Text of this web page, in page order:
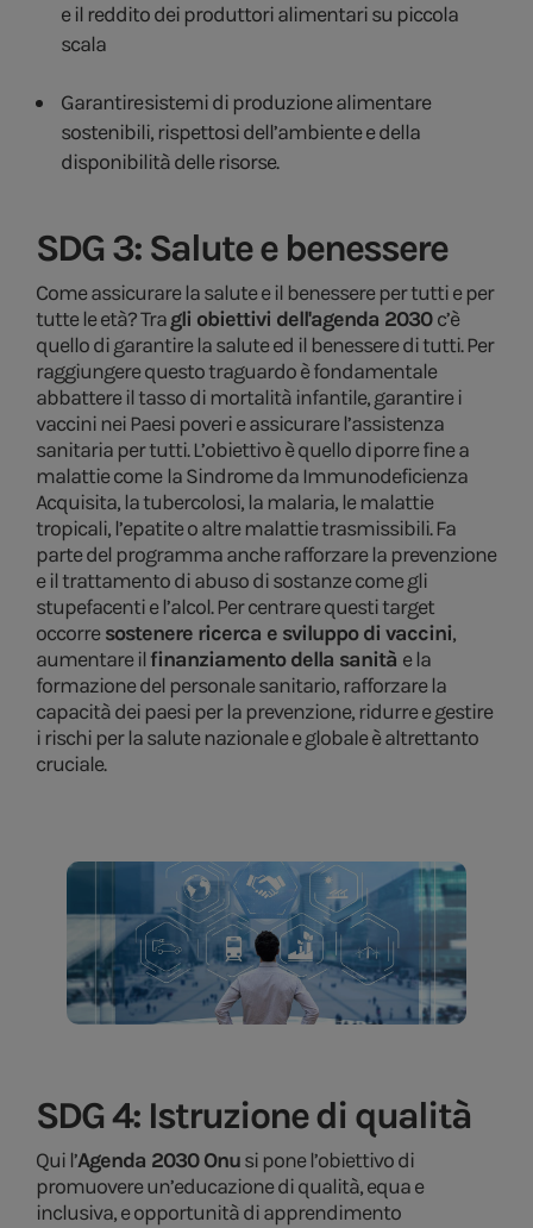
e il reddito dei produttori alimentari su piccola
scala
Garantire sistemi di produzione alimentare
sostenibili, rispettosi dell’ambiente e della
disponibilità delle risorse.
SDG 3: Salute e benessere
Come assicurare la salute e il benessere per tutti e per
tutte le età? Tragli obiettivi dell'agenda 2030c’è
quello di garantire la salute ed il benessere di tutti. Per
raggiungere questo traguardo è fondamentale
abbattere il tasso di mortalità infantile, garantire i
vaccini nei Paesi poveri e assicurare l’assistenza
sanitaria per tutti. L’obiettivo è quello di porre fine a
malattie come la Sindrome da Immunodeficienza
Acquisita, la tubercolosi, la malaria, le malattie
tropicali, l’epatite o altre malattie trasmissibili. Fa
parte del programma anche rafforzare la prevenzione
e il trattamento di abuso di sostanze come gli
stupefacenti e l’alcol. Per centrare questi target
occorresostenere ricerca e sviluppo di vaccini,
aumentare ilfinanziamento della sanità e la
formazione del personale sanitario, rafforzare la
capacità dei paesi per la prevenzione, ridurre e gestire
i rischi per la salute nazionale e globale è altrettanto
cruciale.
SDG 4: Istruzione di qualità
Qui l’Agenda 2030 Onusi pone l’obiettivo di
promuovere un’educazione di qualità, equa e
inclusiva, e opportunità di apprendimento